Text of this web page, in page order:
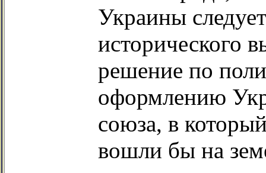
Украины
исторического
решение по
оформлению
союза, в
вошли бы на